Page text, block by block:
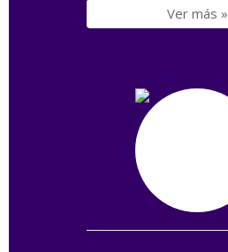
Ver más »